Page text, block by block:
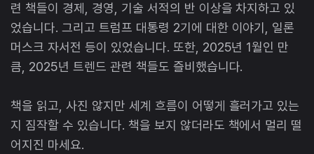
련 책들이 경제, 경영, 기술 서적의 반 이상을 차지하고 있
었습니다. 그리고 트럼프 대통령 2기에 대한 이야기, 일론
머스크 자서전 등이 있었습니다. 또한, 2025년 1월인 만
큼, 2025년 트렌드 관련 책들도 즐비했습니다.
책을 읽고, 사진 않지만 세계 흐름이 어떻게 흘러가고 있는
지 짐작할 수 있습니다. 책을 보지 않더라도 책에서 멀리 떨
어지진 마세요.